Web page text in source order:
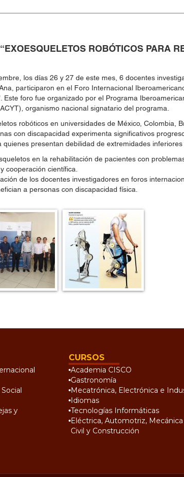
ROBÓTICOS PARA
los días 26 y 27 de este mes, 6 docentes
participaron en el Foro Internacional
foro fue organizado por el Programa
organismo nacional signatario del programa.
robóticos en universidades de México, Colombia,
con discapacidad experimenta significativos
presentan debilidad de extremidades
en la rehabilitación de pacientes con
cooperación científica.
de los docentes investigadores en foros
a personas con discapacidad física.
y
CURSOS
Academia CISCO
Gastronomía
Mecatrónica, Electrónica e
Idiomas
Tecnologías Informáticas
Eléctrica, Automotriz,
Civil y Construcción